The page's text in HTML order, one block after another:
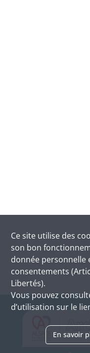
Ce site utilise des
son bon
donnée personnelle
consentements
Libertés).
Vous pouvez
d’utilisation sur le
En savoir